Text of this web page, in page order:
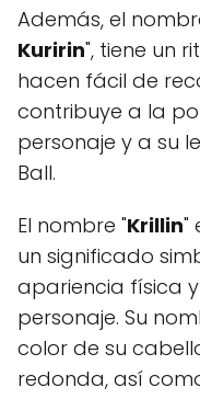
Además, el
Kuririn", tiene un
hacen fácil de
contribuye a la
personaje y a su
Ball.
El nombre "Krillin"
un significado
apariencia física
personaje. Su
color de su
redonda, así